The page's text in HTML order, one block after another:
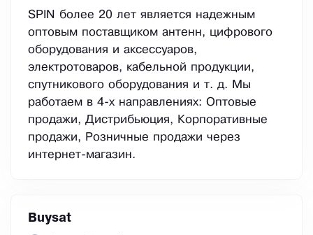
SPIN более 20 лет является надежным
оптовым поставщиком антенн, цифрового
оборудования и аксессуаров,
электротоваров, кабельной продукции,
спутникового оборудования и т. д. Мы
работаем в 4-х направлениях: Оптовые
продажи, Дистрибьюция, Корпоративные
продажи, Розничные продажи через
интернет-магазин.
Buysat